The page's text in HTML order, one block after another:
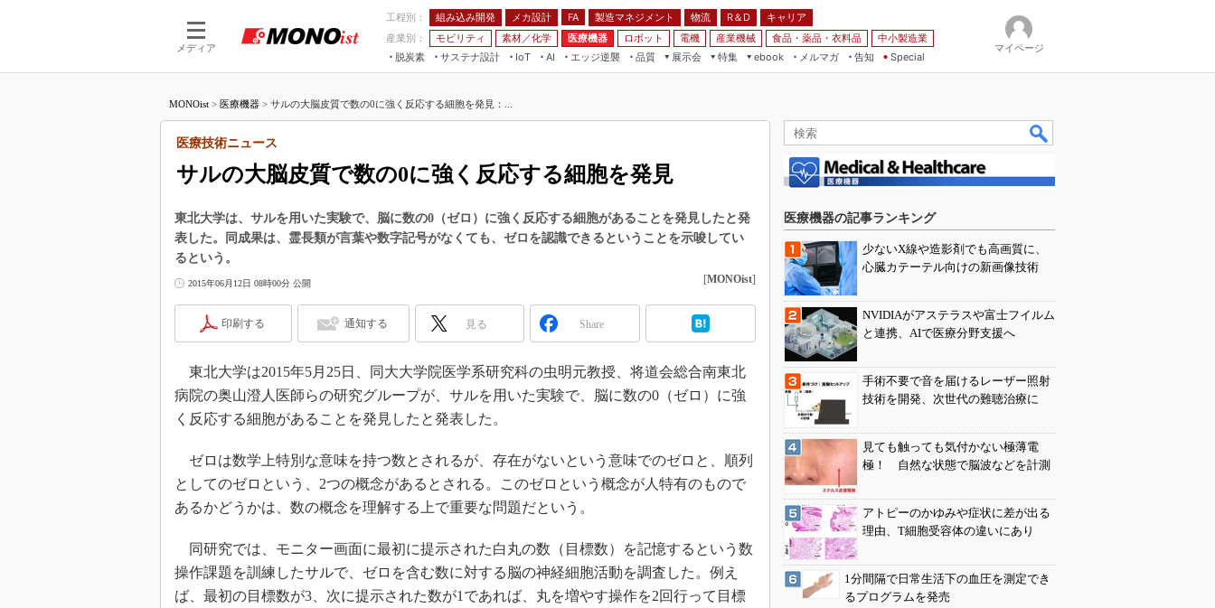
メディア
工程別： 組み込み開発 メカ設計 FA 製造マネジメント 物流 R＆D
キャリア
産業別：
モビリティ 素材／化学 医療機器 ロボット 電機 産業機械 食品・薬品・衣料品
中小製造業
脱炭素
サステナ設計
IoT
つながる工場
AI
AI×設備保全
エッジ逆襲 品質
展示会
JIMTOF
IIFES
ジャパンモビリティショー
スマート工場EXPO
EdgeTech+
日本ものづくりワールド
AUTOMOTIVE WORLD
産業オープンネット展
特集
VR／AR
フィールドサービス
FPGA
組み込み画像技術
車載ソフト開発
無償設計ツール
S＆OP
インダストリー4.0
製造業ビッグデータ
メイドインジャパン
ebook
FA
モビリティ
素材／化学
メルマガ
告知 Special
マイページ
MONOist > 医療機器 > サルの大脳皮質で数の0に強く反応する細胞を発見：...
サルの大脳皮質で数の0に強く反応する細胞を発見
医療技術ニュース
東北大学は、サルを用いた実験で、脳に数の0（ゼロ）に強く反応する細胞があることを発見したと発
表した。同成果は、霊長類が言葉や数字記号がなくても、ゼロを認識できるということを示唆してい
るという。
2015年06月12日 08時00分 公開 [MONOist]
印刷する 通知する 見る Share
東北大学は2015年5月25日、同大大学院医学系研究科の虫明元教授、将道会総合南東北
病院の奥山澄人医師らの研究グループが、サルを用いた実験で、脳に数の0（ゼロ）に強
く反応する細胞があることを発見したと発表した。
ゼロは数学上特別な意味を持つ数とされるが、存在がないという意味でのゼロと、順列
としてのゼロという、2つの概念があるとされる。このゼロという概念が人特有のもので
あるかどうかは、数の概念を理解する上で重要な問題だという。
同研究では、モニター画面に最初に提示された白丸の数（目標数）を記憶するという数
操作課題を訓練したサルで、ゼロを含む数に対する脳の神経細胞活動を調査した。例え
ば、最初の目標数が3、次に提示された数が1であれば、丸を増やす操作を2回行って目標
医療機器の記事ランキング
少ないX線や造影剤でも高画質に、
心臓カテーテル向けの新画像技術
NVIDIAがアステラスや富士フイルム
と連携、AIで医療分野支援へ
手術不要で音を届けるレーザー照射
技術を開発、次世代の難聴治療に
見ても触っても気付かない極薄電
極！ 自然な状態で脳波などを計測
アトピーのかゆみや症状に差が出る
理由、T細胞受容体の違いにあり
1分間隔で日常生活下の血圧を測定でき
るプログラムを発売